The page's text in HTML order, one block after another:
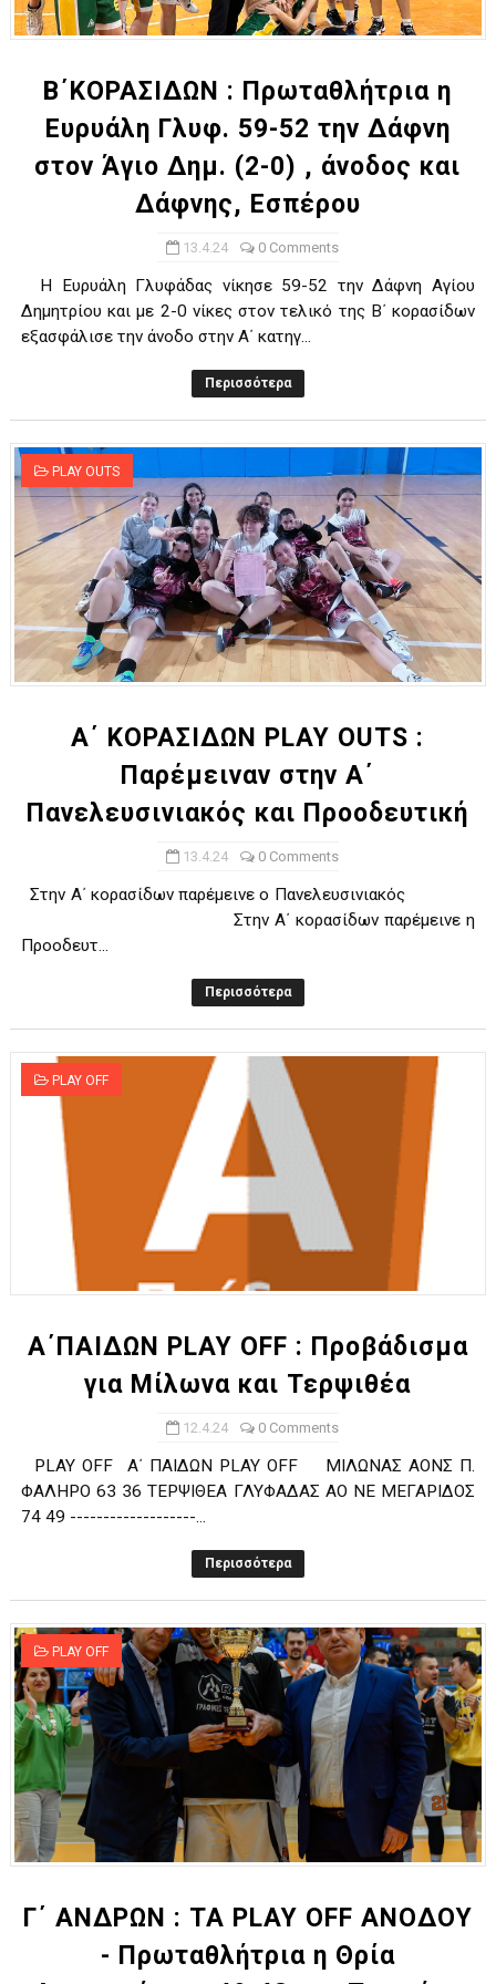
ΧΡΟΝΙΑ ΠΟΛΛΑ ΣΤΟ ΕΛΛΗΝΙΚΟ ΜΠΑΣΚΕΤ : 39Η ΕΠΕΤΕΙΟΣ ΑΠΟ
Ο δρόμος για τον 29ο τελικό κυπέλλου ανδρών ΕΣΚΑΝΑ
U21: Τεράστια πρόκριση για τον Πανελευσινιακό στον
Γ΄ανδρών play offs : "Σκληρό" καρύδι η Φιλία Περάματος
Β΄ΚΟΡΑΣΙΔΩΝ : Πρωταθλήτρια η
Ευρυάλη Γλυφ. 59-52 την Δάφνη
στον Άγιο Δημ. (2-0) , άνοδος και
Δάφνης, Εσπέρου
13.4.24 0 Comments
H Ευρυάλη Γλυφάδας νίκησε 59-52 την Δάφνη Αγίου
Δημητρίου και με 2-0 νίκες στον τελικό της Β΄ κορασίδων
εξασφάλισε την άνοδο στην Α΄ κατηγ...
Περισσότερα
PLAY OUTS
Α΄ ΚΟΡΑΣΙΔΩΝ PLAY OUTS :
Παρέμειναν στην Α΄
Πανελευσινιακός και Προοδευτική
13.4.24 0 Comments
Στην Α΄ κορασίδων παρέμεινε ο Πανελευσινιακός
Στην Α΄ κορασίδων παρέμεινε η
Προοδευτ...
Περισσότερα
PLAY OFF
Α΄ΠΑΙΔΩΝ PLAY OFF : Προβάδισμα
για Μίλωνα και Τερψιθέα
12.4.24 0 Comments
PLAY OFF Α΄ ΠΑΙΔΩΝ PLAY OFF ΜΙΛΩΝΑΣ ΑΟΝΣ Π.
ΦΑΛΗΡΟ 63 36 ΤΕΡΨΙΘΕΑ ΓΛΥΦΑΔΑΣ ΑΟ ΝΕ ΜΕΓΑΡΙΔΟΣ
74 49 -------------------...
Περισσότερα
PLAY OFF
Γ΄ ΑΝΔΡΩΝ : ΤΑ PLAY OFF ΑΝΟΔΟΥ
- Πρωταθλήτρια η Θρία